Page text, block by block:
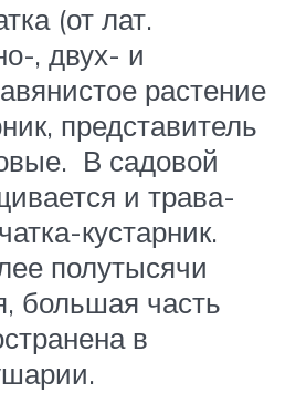
(от лат.
, двух- и
растение
представитель
В садовой
и трава-
кустарник.
полутысячи
большая часть
в